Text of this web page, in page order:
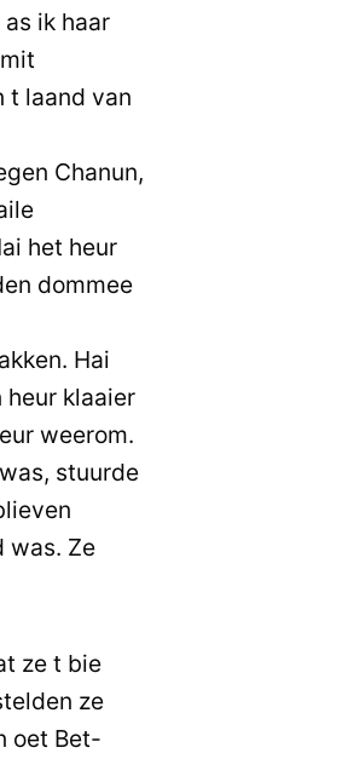
ik haar
t laand van
Chanun,
het heur
dommee
Hai
heur klaaier
weerom.
stuurde
was. Ze
ze t bie
ze
oet Bet-